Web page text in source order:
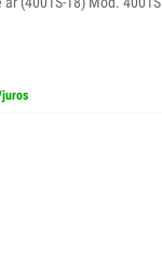
juros